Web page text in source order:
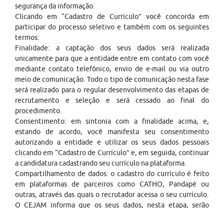
segurança da informação.
Clicando em “Cadastro de Currículo” você concorda em
participar do processo seletivo e também com os seguintes
termos:
Finalidade: a captação dos seus dados será realizada
unicamente para que a entidade entre em contato com você
mediante contato telefônico, envio de e-mail ou via outro
meio de comunicação. Todo o tipo de comunicação nesta fase
será realizado para o regular desenvolvimento das etapas de
recrutamento e seleção e será cessado ao final do
procedimento.
Consentimento: em sintonia com a finalidade acima, e,
estando de acordo, você manifesta seu consentimento
autorizando a entidade e utilizar os seus dados pessoais
clicando em “Cadastro de Currículo” e, em seguida, continuar
a candidatura cadastrando seu currículo na plataforma.
Compartilhamento de dados: o cadastro do currículo é feito
em plataformas de parceiros como CATHO, Pandapé ou
outras, através das quais o recrutador acessa o seu currículo.
O CEJAM informa que os seus dados, nesta etapa, serão